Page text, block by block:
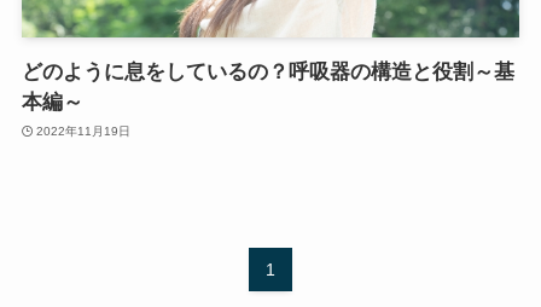
どのように息をしているの？呼吸器の構造と役割～基
本編～
2022年11月19日
1